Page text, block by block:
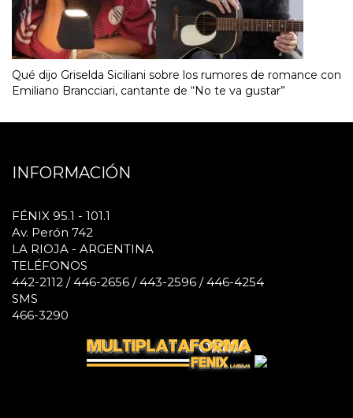
Qué dijo Griselda Siciliani sobre los rumores de romance con
Emiliano Brancciari, cantante de “No te va gustar”
INFORMACIÓN
FÉNIX 95.1 - 101.1
Av. Perón 742
LA RIOJA - ARGENTINA
TELÉFONOS
442-2112 / 446-2656 / 443-2596 / 446-4254
SMS
466-3290